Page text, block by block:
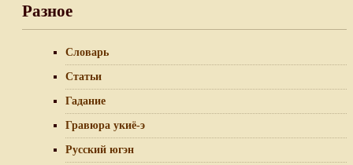
Разное
Словарь
Статьи
Гадание
Гравюра укиё-э
Русский югэн